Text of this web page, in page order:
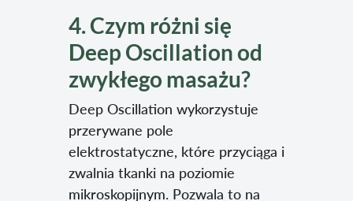
4. Czym różni się
Deep Oscillation od
zwykłego masażu?
Deep Oscillation wykorzystuje
przerywane pole
elektrostatyczne, które przyciąga i
zwalnia tkanki na poziomie
mikroskopijnym. Pozwala to na